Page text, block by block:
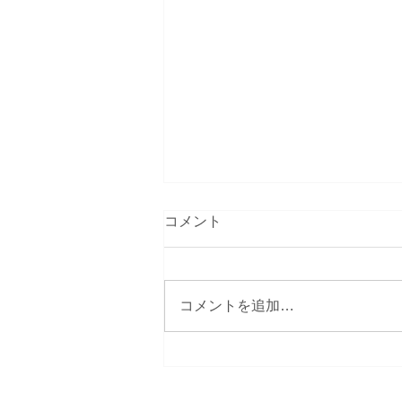
おひさしぶ～り～ね～♪
コメント
コメントを追加…